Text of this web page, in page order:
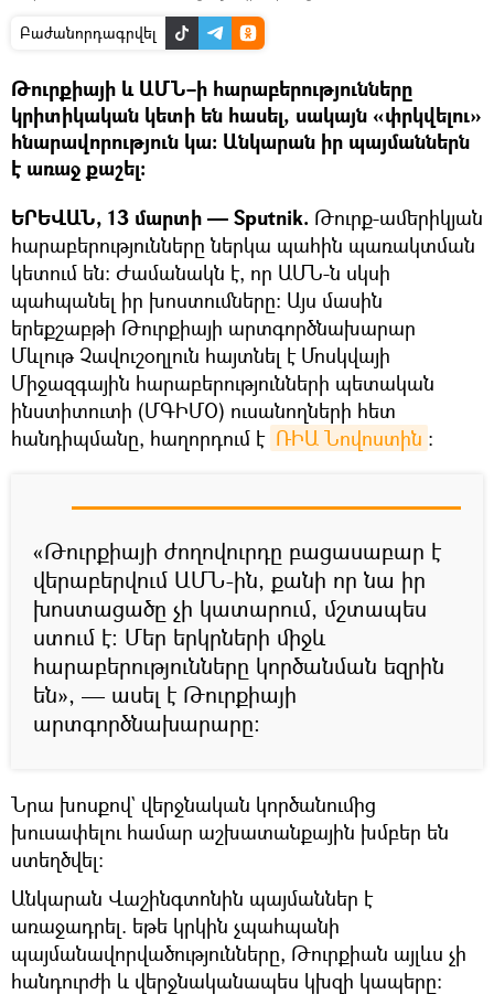
Բաժանորդագրվել
Թուրքիայի և ԱՄՆ–ի հարաբերությունները
կրիտիկական կետի են հասել, սակայն «փրկվելու»
հնարավորություն կա։ Անկարան իր պայմաններն
է առաջ քաշել։
ԵՐԵՎԱՆ, 13 մարտի — Sputnik. Թուրք-ամերիկյան
հարաբերությունները ներկա պահին պառակտման
կետում են։ Ժամանակն է, որ ԱՄՆ-ն սկսի
պահպանել իր խոստումները։ Այս մասին
երեքշաբթի Թուրքիայի արտգործնախարար
Մևլութ Չավուշօղլուն հայտնել է Մոսկվայի
Միջազգային հարաբերությունների պետական
ինստիտուտի (ՄԳԻՄՕ) ուսանողների հետ
հանդիպմանը, հաղորդում է ՌԻԱ Նովոստին ։
«Թուրքիայի ժողովուրդը բացասաբար է
վերաբերվում ԱՄՆ-ին, քանի որ նա իր
խոստացածը չի կատարում, մշտապես
ստում է։ Մեր երկրների միջև
հարաբերությունները կործանման եզրին
են», — ասել է Թուրքիայի
արտգործնախարարը։
Նրա խոսքով` վերջնական կործանումից
խուսափելու համար աշխատանքային խմբեր են
ստեղծվել։
Անկարան Վաշինգտոնին պայմաններ է
առաջադրել. եթե կրկին չպահպանի
պայմանավորվածությունները, Թուրքիան այլևս չի
հանդուրժի և վերջնականապես կխզի կապերը։